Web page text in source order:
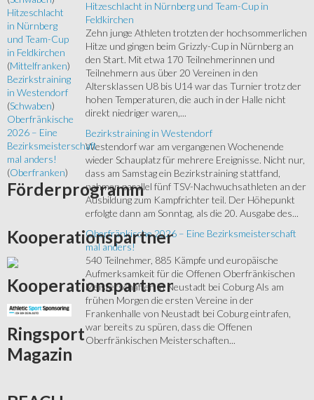
Hitzeschlacht in Nürnberg und Team-Cup in
Feldkirchen
Zehn junge Athleten trotzten der hochsommerlichen
Hitze und gingen beim Grizzly-Cup in Nürnberg an
den Start. Mit etwa 170 Teilnehmerinnen und
Teilnehmern aus über 20 Vereinen in den
Altersklassen U8 bis U14 war das Turnier trotz der
hohen Temperaturen, die auch in der Halle nicht
direkt niedriger waren,...
Bezirkstraining in Westendorf
Westendorf war am vergangenen Wochenende
wieder Schauplatz für mehrere Ereignisse. Nicht nur,
dass am Samstag ein Bezirkstraining stattfand,
nahmen parallel fünf TSV-Nachwuchsathleten an der
Ausbildung zum Kampfrichter teil. Der Höhepunkt
erfolgte dann am Sonntag, als die 20. Ausgabe des...
Oberfränkische 2026 – Eine Bezirksmeisterschaft
mal anders!
540 Teilnehmer, 885 Kämpfe und europäische
Aufmerksamkeit für die Offenen Oberfränkischen
Meisterschaften in Neustadt bei Coburg Als am
frühen Morgen die ersten Vereine in der
Frankenhalle von Neustadt bei Coburg eintrafen,
war bereits zu spüren, dass die Offenen
Oberfränkischen Meisterschaften...
Hitzeschlacht
in Nürnberg
und Team-Cup
in Feldkirchen
(Mittelfranken)
Bezirkstraining
in Westendorf
(Schwaben)
Oberfränkische
2026 – Eine
Bezirksmeisterschaft
mal anders!
(Oberfranken)
Förderprogramm
Kooperationspartner
Kooperationspartner
Ringsport
Magazin